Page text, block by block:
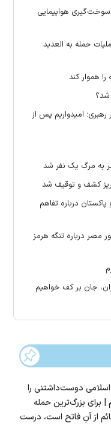
سوخت‌گیری هواپیمایی
حمله به العدید
شد؟
امیدواریم پس از
به مرگ یک نفر شد
درباره تفاهم
مصر درباره تنگه هرمز
جان بر کف خواهیم
دوست‌داشتنی را
برای بزرگ‌ترین حمله
از آنِ فاتح است، درست